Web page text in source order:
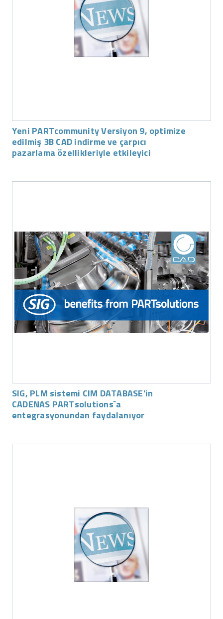
Yeni PARTcommunity Versiyon 9, optimize
edilmiş 3B CAD indirme ve çarpıcı
pazarlama özellikleriyle etkileyici
SIG, PLM sistemi CIM DATABASE'in
CADENAS PARTsolutions`a
entegrasyonundan faydalanıyor